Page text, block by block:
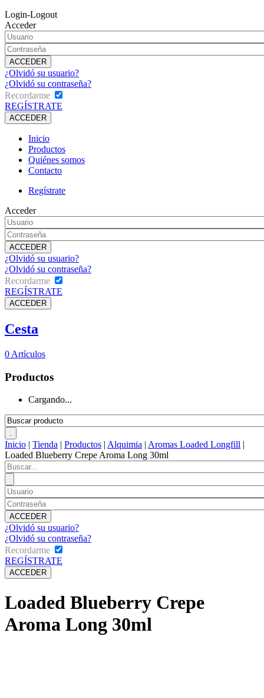
Login-Logout
Acceder
¿Olvidó su usuario?
¿Olvidó su contraseña?
Recordarme
REGÍSTRATE
Inicio
Productos
Quiénes somos
Contacto
Regístrate
Acceder
¿Olvidó su usuario?
¿Olvidó su contraseña?
Recordarme
REGÍSTRATE
Cesta
0 Artículos
Productos
Cargando...
Inicio | Tienda | Productos | Alquimia | Aromas Loaded Longfill |
Loaded Blueberry Crepe Aroma Long 30ml
¿Olvidó su usuario?
¿Olvidó su contraseña?
Recordarme
REGÍSTRATE
Loaded Blueberry Crepe
Aroma Long 30ml